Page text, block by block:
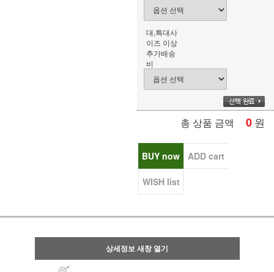
대,특대사
이즈 이상
추가배송
비
총 상품 금액 0 원
BUY now ADD cart
WISH list
상세정보 새창 열기